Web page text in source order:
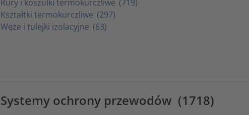
Rury i koszulki termokurczliwe (719)
Kształtki termokurczliwe (297)
Węże i tulejki izolacyjne (63)
Systemy ochrony przewodów (1718)